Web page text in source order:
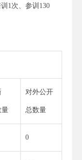
1次、参训130
量
对外公开
总数量
0